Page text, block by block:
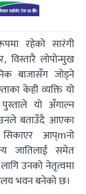
रहेको सारंगी
विस्तारै लोपोन्मुख
बाजासँग जोड्ने
केही व्यक्ति यो
यो अँगाल्न
बताउँदै आएका
आप्mनो
जातिलाई समेत
उनको नेतृत्वमा
भवन बनेको छ।